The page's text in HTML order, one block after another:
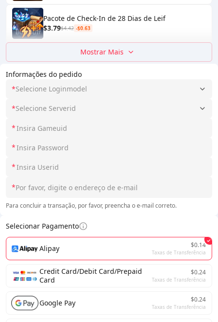
Informações do pedido
*Selecione Loginmodel
*Selecione Serverid
*
*
*
*
Para concluir a transação, por favor, preencha o e-mail correto.
Selecionar Pagamento
Alipay $0.14
Taxas de Transferência
Credit Card/Debit Card/Prepaid
Card
$0.24
Taxas de Transferência
Google Pay $0.24
Taxas de Transferência
Pacote de Check-In de 28 Dias de Leif
$3.79$4.42 -$0.63
Mostrar Mais